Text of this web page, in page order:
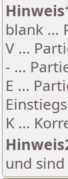
blank ...
V ...
- ...
E ...
K ...
und